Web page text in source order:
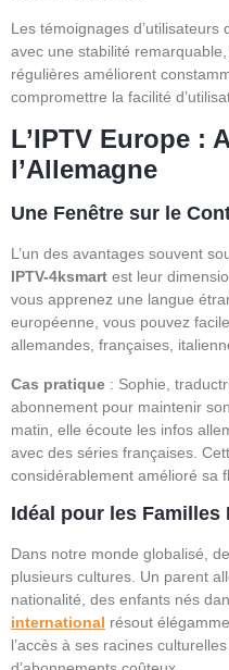
Les témoignages
avec une stabilité
régulières améliorent
compromettre la facilité
L’IPTV Europe :
l’Allemagne
Une Fenêtre sur le
L’un des avantages souvent
IPTV-4ksmart est leur
vous apprenez une langue
européenne, vous pouvez
allemandes, françaises,
Cas pratique : Sophie,
abonnement pour maintenir
matin, elle écoute les infos
avec des séries françaises.
considérablement amélioré sa
Idéal pour les
Dans notre monde globalisé,
plusieurs cultures. Un parent
nationalité, des enfants nés
international résout
l’accès à ses racines